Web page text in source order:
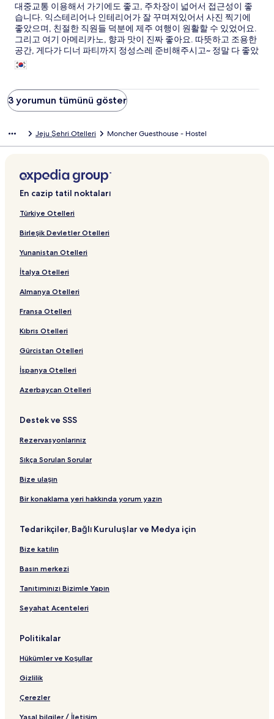
대중교통 이용해서 가기에도 좋고, 주차장이 넓어서 접근성이 좋
습니다. 익스테리어나 인테리어가 잘 꾸며져있어서 사진 찍기에
좋았으며, 친절한 직원들 덕분에 제주 여행이 원활할 수 있었어요.
그리고 여기 아메리카노, 향과 맛이 진짜 좋아요. 따뜻하고 조용한
공간, 게다가 디너 파티까지 정성스레 준비해주시고~ 정말 다 좋았
어요. 한라산 올라갈 때 챙겨주신 주먹밥도 진짜 맛있었고 조식도
소문대로 좋았어요. 호텔 조식처럼 종류는 많은데 손이 오갈 데 없
따뜻한 밥과 국! 다음번 제주 여행도 몽쉘게스트 하우스에서 보낼
예정입니다. 잘 지내다 갑니다. 모두 건강하시고 행복하세요~ 그리
3 yorumun tümünü göster
Jeju Şehri Otelleri Moncher Guesthouse - Hostel
En cazip tatil noktaları
Türkiye Otelleri
Birleşik Devletler Otelleri
Yunanistan Otelleri
İtalya Otelleri
Almanya Otelleri
Fransa Otelleri
Kıbrıs Otelleri
Gürcistan Otelleri
İspanya Otelleri
Azerbaycan Otelleri
Destek ve SSS
Rezervasyonlarınız
Sıkça Sorulan Sorular
Bize ulaşın
Bir konaklama yeri hakkında yorum yazın
Tedarikçiler, Bağlı Kuruluşlar ve Medya için
Bize katılın
Basın merkezi
Tanıtımınızı Bizimle Yapın
Seyahat Acenteleri
Politikalar
Hükümler ve Koşullar
Gizlilik
Çerezler
Yasal bilgiler / İletişim